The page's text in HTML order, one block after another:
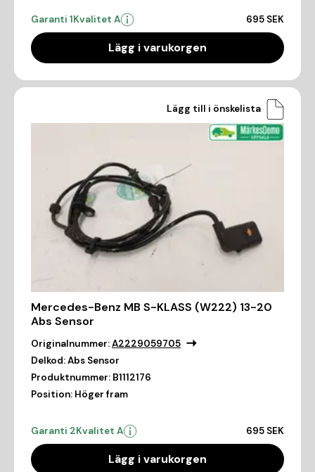
Garanti 1Kvalitet A 695 SEK
Lägg i varukorgen
Lägg till i önskelista
Mercedes-Benz MB S-KLASS (W222) 13-20
Abs Sensor
Originalnummer:A2229059705
Delkod:Abs Sensor
Produktnummer: B1112176
Position: Höger fram
Garanti 2Kvalitet A 695 SEK
Lägg i varukorgen